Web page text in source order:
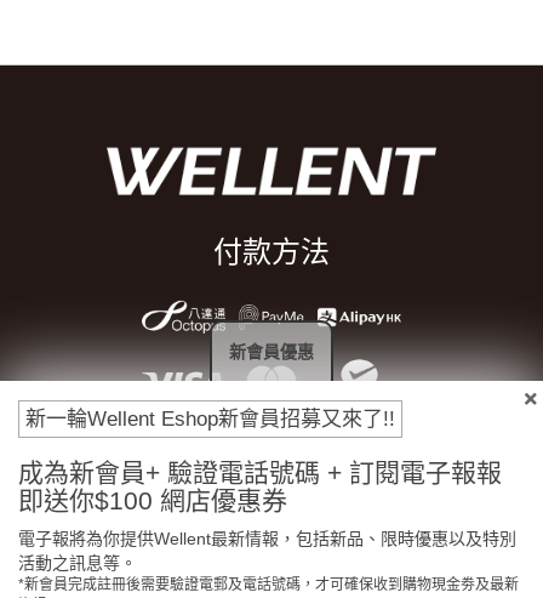
付款方法
門市免費自取 原裝行貨保證
新一輪Wellent Eshop新會員招募又來了!!
成為新會員+ 驗證電話號碼 + 訂閱電子報報
即送你$100 網店優惠券
電子報將為你提供Wellent最新情報，包括新品、限時優惠以及特別
活動之訊息等。
*新會員完成註冊後需要驗證電郵及電話號碼，才可確保收到購物現金劵及最新
新會員優惠